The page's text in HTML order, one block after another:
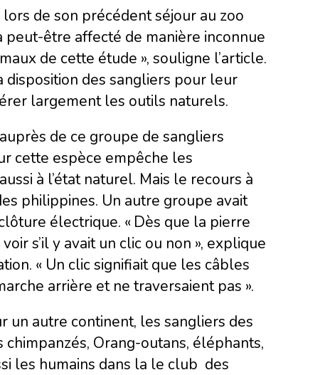
de son précédent séjour au zoo
peut-être affecté de manière inconnue
de cette étude », souligne l’article.
des sangliers pour leur
largement les outils naturels.
de ce groupe de sangliers
cette espèce empêche les
à l’état naturel. Mais le recours à
philippines. Un autre groupe avait
électrique. « Dès que la pierre
s’il y avait un clic ou non », explique
« Un clic signifiait que les câbles
arrière et ne traversaient pas ».
un autre continent, les sangliers des
Orang-outans, éléphants,
les humains dans la le club des